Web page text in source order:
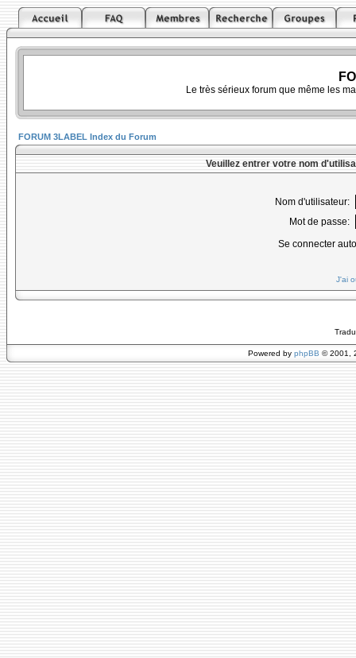
Le très sérieux forum que même les
FORUM 3LABEL Index du Forum
Veuillez entrer votre nom
Nom d'utilisateur:
Mot de passe:
Se connecter
J'ai
Powered by phpBB © 2001,